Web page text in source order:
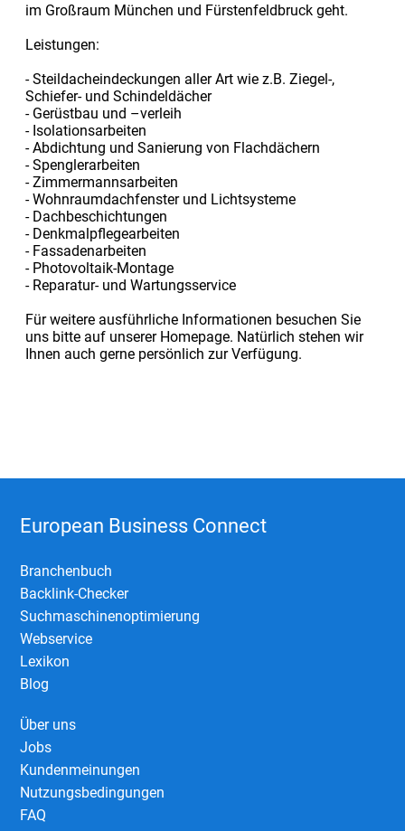
im Großraum München und Fürstenfeldbruck geht.
Leistungen:
- Steildacheindeckungen aller Art wie z.B. Ziegel-,
Schiefer- und Schindeldächer
- Gerüstbau und –verleih
- Isolationsarbeiten
- Abdichtung und Sanierung von Flachdächern
- Spenglerarbeiten
- Zimmermannsarbeiten
- Wohnraumdachfenster und Lichtsysteme
- Dachbeschichtungen
- Denkmalpflegearbeiten
- Fassadenarbeiten
- Photovoltaik-Montage
- Reparatur- und Wartungsservice
Für weitere ausführliche Informationen besuchen Sie
uns bitte auf unserer Homepage. Natürlich stehen wir
Ihnen auch gerne persönlich zur Verfügung.
European Business Connect
Branchenbuch
Backlink-Checker
Suchmaschinenoptimierung
Webservice
Lexikon
Blog
Über uns
Jobs
Kundenmeinungen
Nutzungsbedingungen
FAQ